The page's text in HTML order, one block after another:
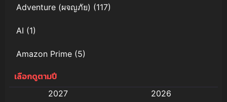
Adventure (ผจญภัย) (117)
AI (1)
Amazon Prime (5)
Anal (ประตูหลัง)
เลือกดูตามปี
2027
2026